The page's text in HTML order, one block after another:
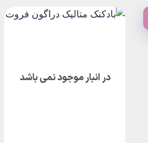
در انبار موجود نمی باشد